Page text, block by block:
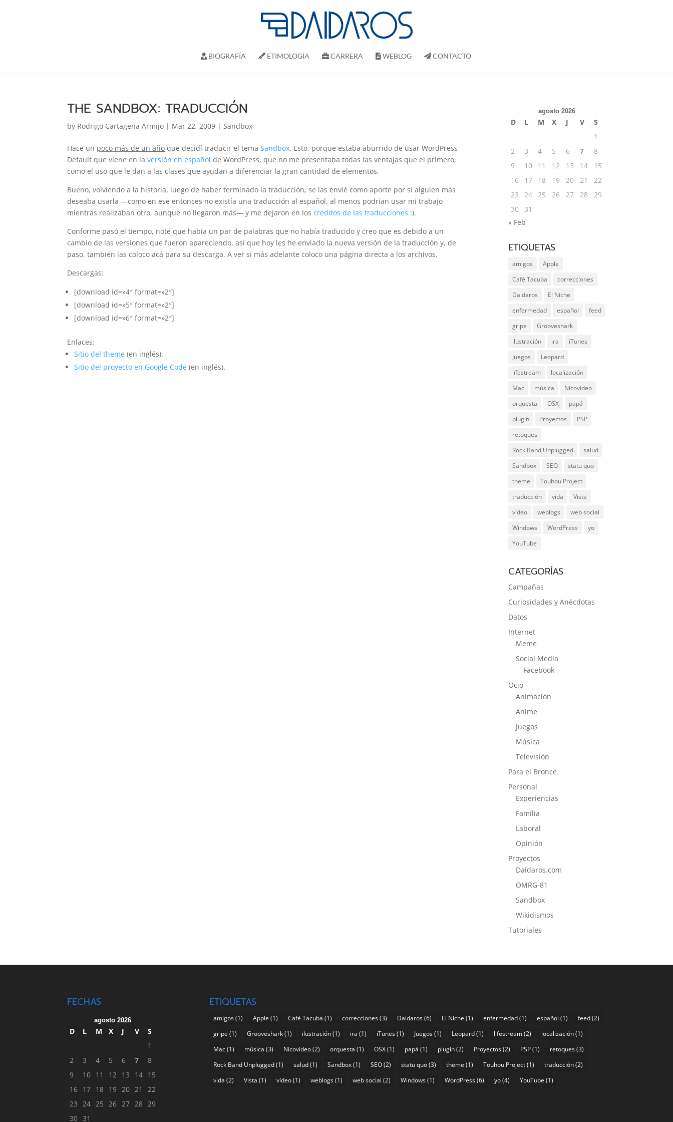
BIOGRAFÍ­A ETIMOLOGÍA CARRERA WEBLOG CONTACTO
THE SANDBOX: TRADUCCIÓN
by Rodrigo Cartagena Armijo | Mar 22, 2009 |Sandbox
Hace un poco más de un año que decidí traducir el temaSandbox. Esto, porque estaba aburrido de usar WordPress
Default que viene en laversión en español de WordPress, que no me presentaba todas las ventajas que el primero,
como el uso que le dan a las clases que ayudan a diferenciar la gran cantidad de elementos.
Bueno, volviendo a la historia, luego de haber terminado la traducción, se las envié como aporte por si alguien más
deseaba usarla —como en ese entonces no existía una traducción al español, al menos podrían usar mi trabajo
mientras realizaban otro, aunque no llegaron más— y me dejaron en loscréditos de las traducciones :).
Conforme pasó el tiempo, noté que había un par de palabras que no había traducido y creo que es debido a un
cambio de las versiones que fueron apareciendo, así que hoy les he enviado la nueva versión de la traducción y, de
paso, también las coloco acá para su descarga. A ver si más adelante coloco una página directa a los archivos.
Descargas:
[download id=»4″ format=»2″]
[download id=»5″ format=»2″]
[download id=»6″ format=»2″]
Enlaces:
Sitio del theme (en inglés).
Sitio del proyecto en Google Code (en inglés).
agosto 2026
D L M X J V
S
1
2
3 4 5 6 7
8
9
10 11 12 13 14
15
16
17 18 19 20 21
22
23
24 25 26 27 28
29
30
31
« Feb
ETIQUETAS
amigos
Apple
Café Tacuba
correcciones
Daidaros
El Niche
enfermedad
español
feed
gripe
Grooveshark
ilustración
ira
iTunes
Juegos
Leopard
lifestream
localización
Mac
música
Nicovideo
orquesta
OSX
papá
plugin
Proyectos
PSP
retoques
Rock Band Unplugged
salud
Sandbox
SEO
statu quo
theme
Touhou Project
traducción
vida
Vista
vídeo
weblogs
web social
Windows
WordPress
yo
YouTube
CATEGORÍAS
Campañas
Curiosidades y Anécdotas
Datos
Internet
Meme
Social Media
Facebook
Ocio
Animación
Anime
Juegos
Música
Televisión
Para el Bronce
Personal
Experiencias
Familia
Laboral
Opinión
Proyectos
Daidaros.com
OMRG-81
Sandbox
Wikidismos
Tutoriales
FECHAS
agosto 2026
D L M X J V
S
1
2
3 4 5 6 7
8
9
10 11 12 13 14 15
16 17 18 19 20 21
22
23
24 25 26 27 28 29
30 31
ETIQUETAS
amigos(1) Apple (1) Café Tacuba (1) correcciones(3) Daidaros(6) El Niche (1) enfermedad(1) español (1) feed(2)
gripe (1) Grooveshark(1) ilustración(1) ira (1) iTunes(1) Juegos(1) Leopard(1) lifestream(2) localización(1)
Mac(1) música (3) Nicovideo(2) orquesta (1) OSX(1) papá (1) plugin(2) Proyectos(2) PSP(1) retoques(3)
Rock Band Unplugged(1) salud(1) Sandbox(1) SEO(2) statu quo(3) theme (1) Touhou Project(1) traducción(2)
vida (2) Vista (1) vídeo(1) weblogs(1) web social (2) Windows(1) WordPress(6) yo(4) YouTube (1)